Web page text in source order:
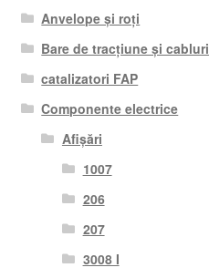
Anvelope și roți
Bare de tracțiune și cabluri
catalizatori FAP
Componente electrice
Afișări
1007
206
207
3008 I